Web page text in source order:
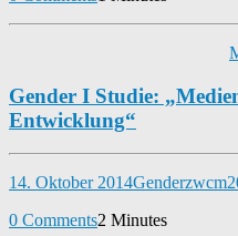
Gender I Studie:
Entwicklung“
14. Oktober 2014Gender
0 Comments2 Minutes